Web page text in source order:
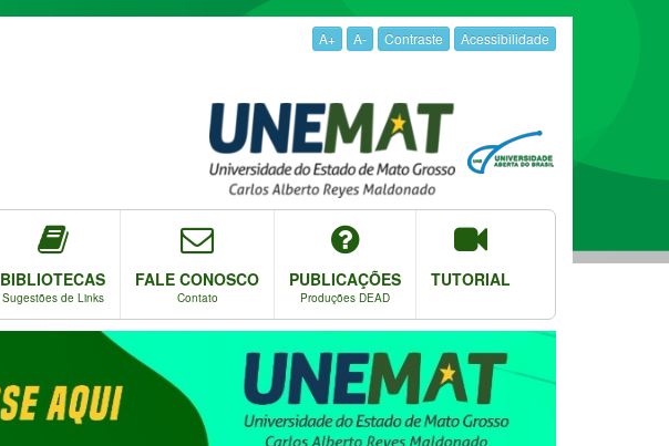
A+ A- Contraste Acessibilidade
BIBLIOTECAS
Sugestões de Links
FALE CONOSCO
Contato
PUBLICAÇÕES
Produções DEAD
TUTORIAL